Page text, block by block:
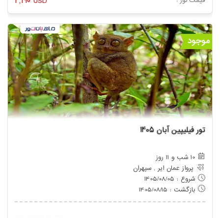
موجود
تور فیلیپین آبان 1405
10 شب و 11 روز
پرواز عمان ایر , سپهران
شروع : 1405/08/05
بازگشت : 1405/08/15